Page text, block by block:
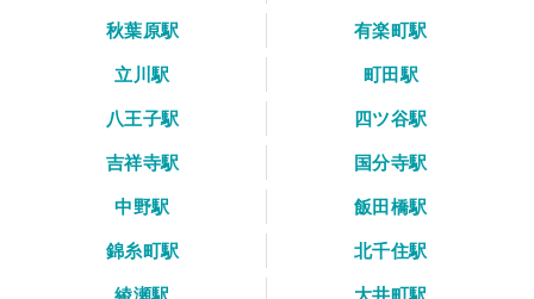
秋葉原駅
有楽町駅
立川駅
町田駅
八王子駅
四ツ谷駅
吉祥寺駅
国分寺駅
中野駅
飯田橋駅
錦糸町駅
北千住駅